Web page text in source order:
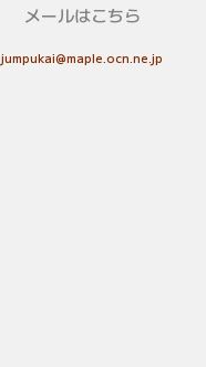
メールはこちら
jumpukai@maple.ocn.ne.jp